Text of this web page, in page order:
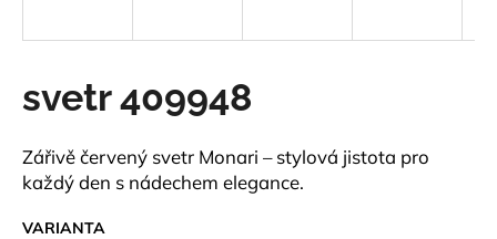
svetr 409948
Zářivě červený svetr Monari – stylová jistota pro
každý den s nádechem elegance.
VARIANTA
í
t
?